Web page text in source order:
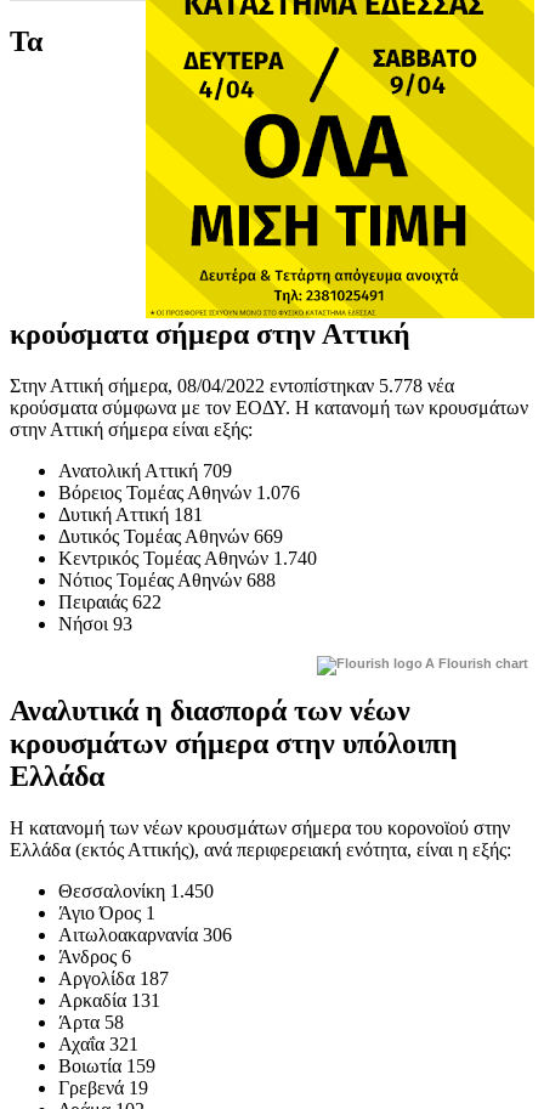
Τα
κρούσματα σήμερα στην Αττική
Στην Αττική σήμερα, 08/04/2022 εντοπίστηκαν 5.778 νέα
κρούσματα σύμφωνα με τον ΕΟΔΥ. Η κατανομή των κρουσμάτων
στην Αττική σήμερα είναι εξής:
Ανατολική Αττική 709
Βόρειος Τομέας Αθηνών 1.076
Δυτική Αττική 181
Δυτικός Τομέας Αθηνών 669
Κεντρικός Τομέας Αθηνών 1.740
Νότιος Τομέας Αθηνών 688
Πειραιάς 622
Νήσοι 93
A Flourish chart
Αναλυτικά η διασπορά των νέων
κρουσμάτων σήμερα στην υπόλοιπη
Ελλάδα
Η κατανομή των νέων κρουσμάτων σήμερα του κορονοϊού στην
Ελλάδα (εκτός Αττικής), ανά περιφερειακή ενότητα, είναι η εξής:
Θεσσαλονίκη 1.450
Άγιο Όρος 1
Αιτωλοακαρνανία 306
Άνδρος 6
Αργολίδα 187
Αρκαδία 131
Άρτα 58
Αχαΐα 321
Βοιωτία 159
Γρεβενά 19